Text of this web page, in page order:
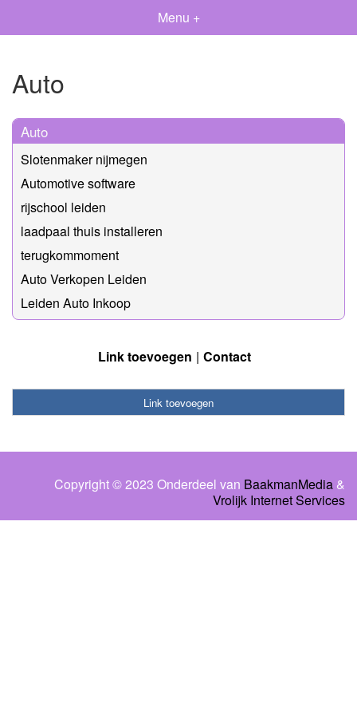
Menu +
Auto
Auto
Slotenmaker nijmegen
Automotive software
rijschool leiden
laadpaal thuis installeren
terugkommoment
Auto Verkopen Leiden
Leiden Auto Inkoop
Link toevoegen Contact
Link toevoegen
Copyright © 2023 Onderdeel van BaakmanMedia &
Vrolijk Internet Services